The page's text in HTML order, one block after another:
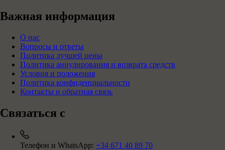
Важная информация
О нас
Вопросы и ответы
Политика лучшей цены
Политика аннулирования и возврата средств
Условия и положения
Политика конфиденциальности
Контакты и обратная связь
Связаться с
Телефон и WhatsApp: +34 671 40 89 70